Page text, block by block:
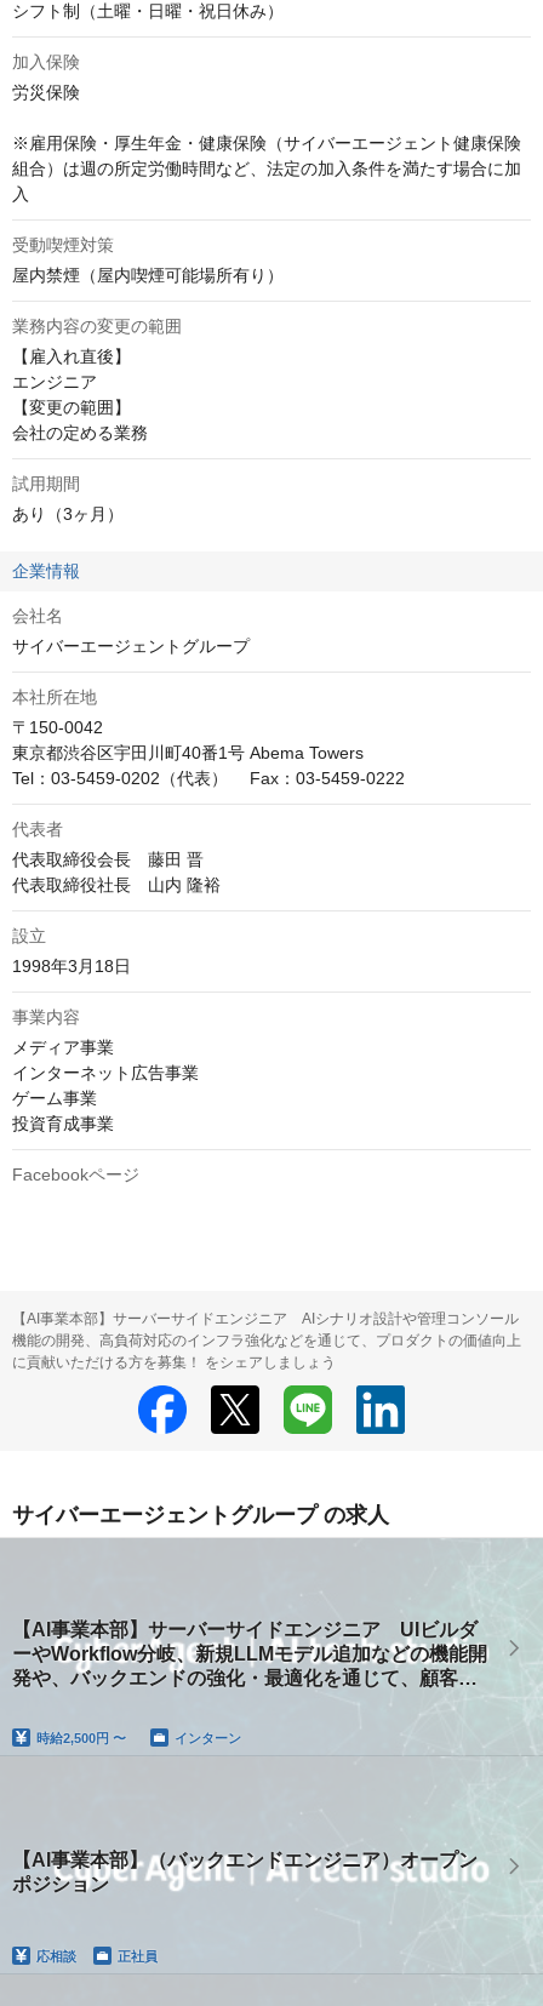
シフト制（土曜・日曜・祝日休み）
加入保険
労災保険
※雇用保険・厚生年金・健康保険（サイバーエージェント健康保険
組合）は週の所定労働時間など、法定の加入条件を満たす場合に加
入
受動喫煙対策
屋内禁煙（屋内喫煙可能場所有り）
業務内容の変更の範囲
【雇入れ直後】
エンジニア
【変更の範囲】
会社の定める業務
試用期間
あり（3ヶ月）
企業情報
会社名
サイバーエージェントグループ
本社所在地
〒150-0042
東京都渋谷区宇田川町40番1号 Abema Towers
Tel：03-5459-0202（代表）　 Fax：03-5459-0222
代表者
代表取締役会長　藤田 晋
代表取締役社長　山内 隆裕
設立
1998年3月18日
事業内容
メディア事業
インターネット広告事業
ゲーム事業
投資育成事業
Facebookページ
【AI事業本部】サーバーサイドエンジニア AIシナリオ設計や管理コンソール
機能の開発、高負荷対応のインフラ強化などを通じて、プロダクトの価値向上
に貢献いただける方を募集！ をシェアしましょう
サイバーエージェントグループ の求人
【AI事業本部】サーバーサイドエンジニア UIビルダ
ーやWorkflow分岐、新規LLMモデル追加などの機能開
発や、バックエンドの強化・最適化を通じて、顧客ニ
時給2,500円 〜 インターン
【AI事業本部】（バックエンドエンジニア）オープン
ポジション
応相談 正社員